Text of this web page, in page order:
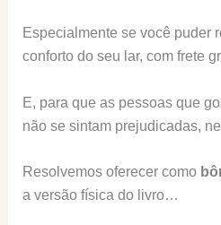
Especialmente se você puder
conforto do seu lar, com frete
E, para que as pessoas que
não se sintam prejudicadas,
Resolvemos oferecer como
a versão física do livro…